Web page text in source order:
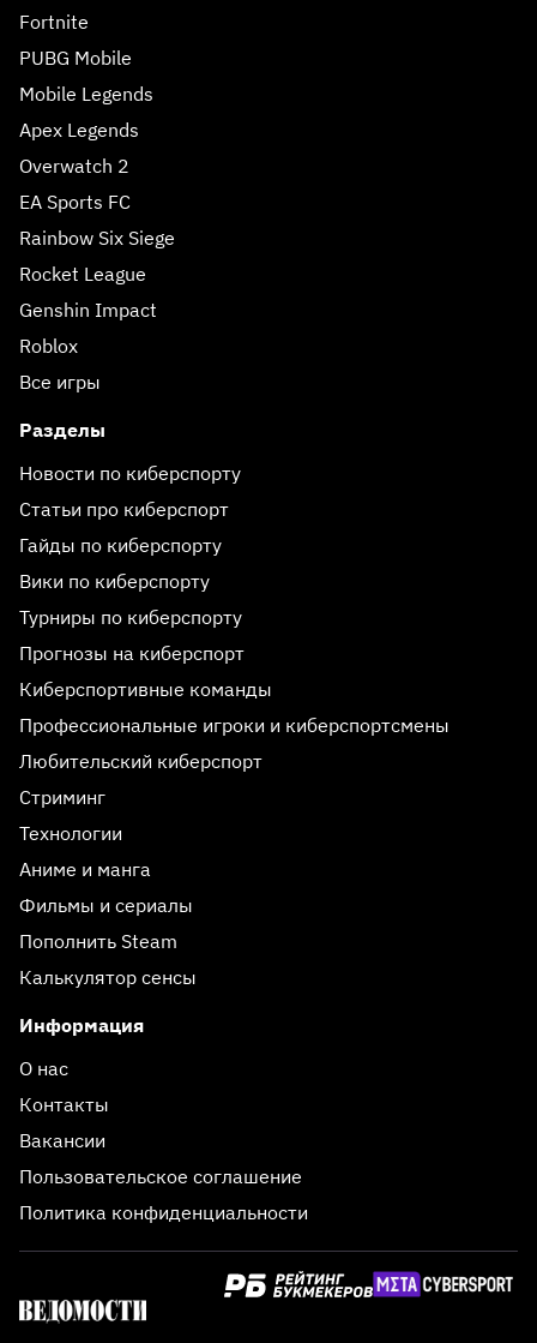
Fortnite
PUBG Mobile
Mobile Legends
Apex Legends
Overwatch 2
EA Sports FC
Rainbow Six Siege
Rocket League
Genshin Impact
Roblox
Все игры
Разделы
Новости по киберспорту
Статьи про киберспорт
Гайды по киберспорту
Вики по киберспорту
Турниры по киберспорту
Прогнозы на киберспорт
Киберспортивные команды
Профессиональные игроки и киберспортсмены
Любительский киберспорт
Стриминг
Технологии
Аниме и манга
Фильмы и сериалы
Пополнить Steam
Калькулятор сенсы
Информация
О нас
Контакты
Вакансии
Пользовательское соглашение
Политика конфиденциальности